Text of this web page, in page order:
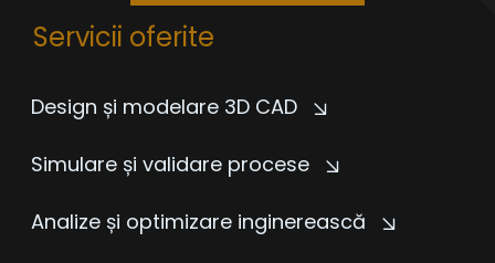
Servicii oferite
Design și modelare 3D CAD
Simulare și validare procese
Analize și optimizare inginerească